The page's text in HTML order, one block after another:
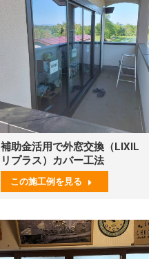
補助金活用で外窓交換（LIXIL
リプラス）カバー工法
この施工例を見る